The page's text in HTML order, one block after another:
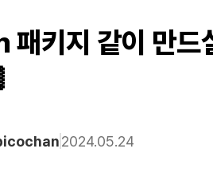
키지 같이 만드
2024.05.24